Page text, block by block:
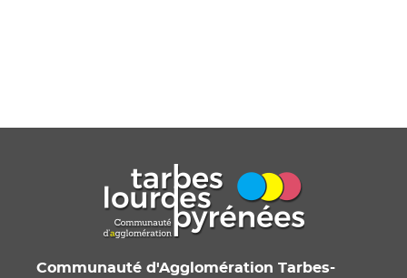
Communauté d'Agglomération Tarbes-